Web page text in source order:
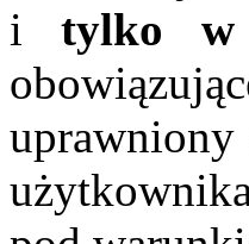
i tylko w
uprawniony